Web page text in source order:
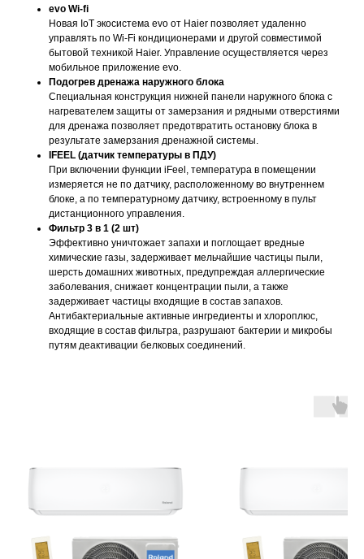
evo Wi-fi
Новая IoT экосистема evo от Haier позволяет удаленно
управлять по Wi-Fi кондиционерами и другой совместимой
бытовой техникой Haier. Управление осуществляется через
мобильное приложение evo.
Подогрев дренажа наружного блока
Специальная конструкция нижней панели наружного блока с
нагревателем защиты от замерзания и рядными отверстиями
для дренажа позволяет предотвратить остановку блока в
результате замерзания дренажной системы.
IFEEL (датчик температуры в ПДУ)
При включении функции iFeel, температура в помещении
измеряется не по датчику, расположенному во внутреннем
блоке, а по температурному датчику, встроенному в пульт
дистанционного управления.
Фильтр 3 в 1 (2 шт)
Эффективно уничтожает запахи и поглощает вредные
химические газы, задерживает мельчайшие частицы пыли,
шерсть домашних животных, предупреждая аллергические
заболевания, снижает концентрации пыли, а также
задерживает частицы входящие в состав запахов.
Антибактериальные активные ингредиенты и хлороплюс,
входящие в состав фильтра, разрушают бактерии и микробы
путям деактивации белковых соединений.